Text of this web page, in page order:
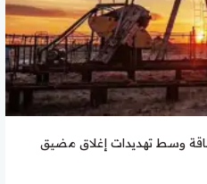
وسط تهديدات إغلاق مضيق